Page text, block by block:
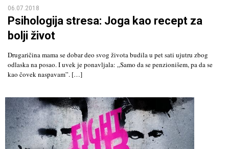
06.07.2018
Psihologija stresa: Joga kao recept za
bolji život
Drugaričina mama se dobar deo svog života budila u pet sati ujutru zbog
odlaska na posao. I uvek je ponavljala: „Samo da se penzionišem, pa da se
kao čovek naspavam”. […]